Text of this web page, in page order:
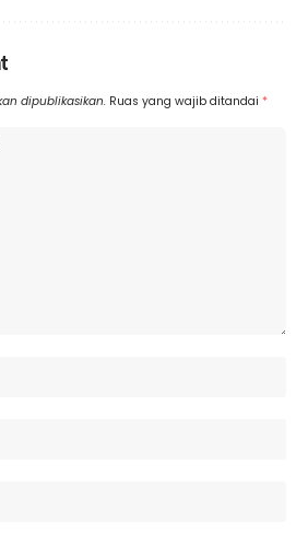
dipublikasikan. Ruas yang wajib ditandai *